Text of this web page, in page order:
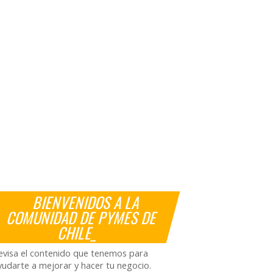
BIENVENIDOS A LA
COMUNIDAD DE PYMES DE
CHILE_
el contenido que tenemos para
a mejorar y hacer tu negocio.